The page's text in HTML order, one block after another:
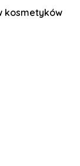
kosmetyków